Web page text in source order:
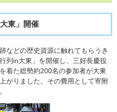
東」開催
などの歴史資源に触れてもらうき
列in大東」を開催し、三好長慶役
着た総勢約200名の参加者が大東
がりました。その費用として寄附